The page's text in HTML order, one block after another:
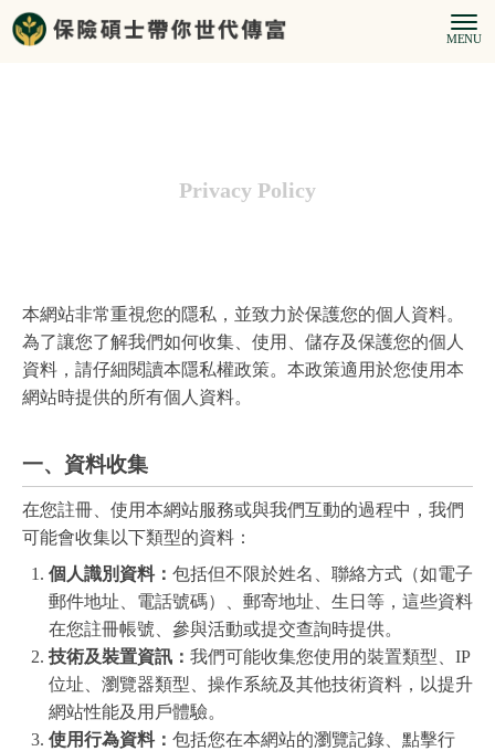
Privacy Policy
本網站非常重視您的隱私，並致力於保護您的個人資料。
為了讓您了解我們如何收集、使用、儲存及保護您的個人
資料，請仔細閱讀本隱私權政策。本政策適用於您使用本
網站時提供的所有個人資料。
一、資料收集
在您註冊、使用本網站服務或與我們互動的過程中，我們
可能會收集以下類型的資料：
個人識別資料： 包括但不限於姓名、聯絡方式（如電子
郵件地址、電話號碼）、郵寄地址、生日等，這些資料
在您註冊帳號、參與活動或提交查詢時提供。
技術及裝置資訊： 我們可能收集您使用的裝置類型、IP
位址、瀏覽器類型、操作系統及其他技術資料，以提升
網站性能及用戶體驗。
使用行為資料： 包括您在本網站的瀏覽記錄、點擊行